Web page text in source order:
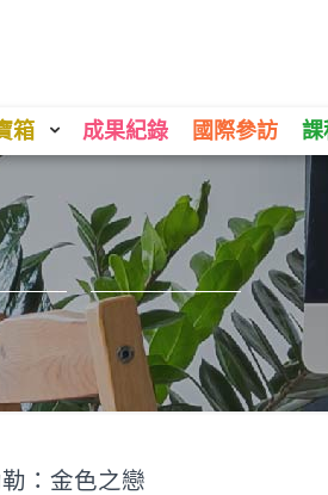
箱 成果紀錄 國際參訪 課
：金色之戀